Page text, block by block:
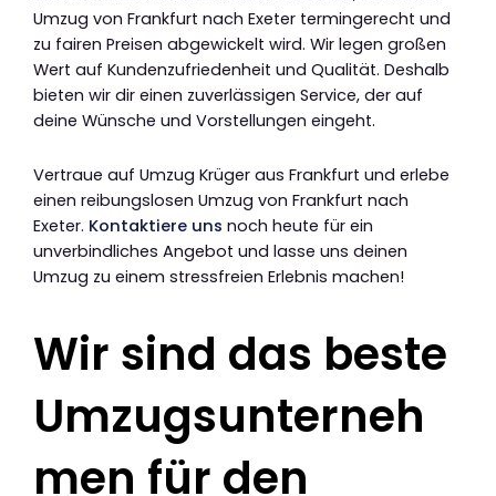
Umzug von Frankfurt nach Exeter termingerecht und
zu fairen Preisen abgewickelt wird. Wir legen großen
Wert auf Kundenzufriedenheit und Qualität. Deshalb
bieten wir dir einen zuverlässigen Service, der auf
deine Wünsche und Vorstellungen eingeht.
Vertraue auf Umzug Krüger aus Frankfurt und erlebe
einen reibungslosen Umzug von Frankfurt nach
Exeter. Kontaktiere uns noch heute für ein
unverbindliches Angebot und lasse uns deinen
Umzug zu einem stressfreien Erlebnis machen!
Wir sind das beste
Umzugsunterneh
men für den